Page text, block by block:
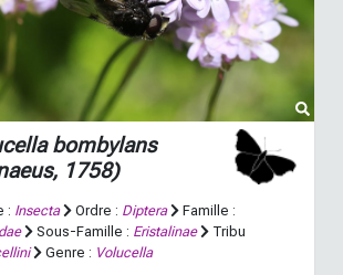
bombylans
1758)
: Insecta Ordre : Diptera
Famille :
Sous-Famille : Eristalinae
Tribu
Genre : Volucella